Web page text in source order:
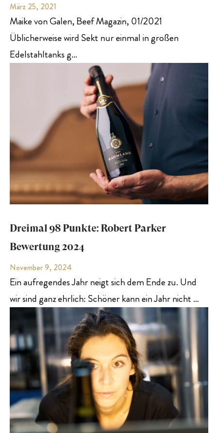
März 25, 2021
Maike von Galen, Beef Magazin, 01/2021
Üblicherweise wird Sekt nur einmal in großen
Edelstahltanks g…
Dreimal 98 Punkte: Robert Parker
Bewertung 2024
November 9, 2024
Ein aufregendes Jahr neigt sich dem Ende zu. Und
wir sind ganz ehrlich: Schöner kann ein Jahr nicht …